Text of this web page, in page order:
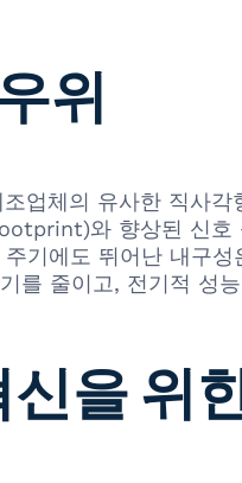
위
업체의 유사한 직사
와 향상된 신
기에도 뛰어난 내구
를 줄이고, 전기적 성
을 위